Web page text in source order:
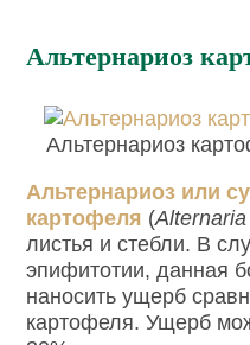
Альтернариоз
Альтернариоз
Альтернариоз или
картофеля (Alternaria
листья и стебли. В
эпифитотии, данная
наносить ущерб
картофеля. Ущерб